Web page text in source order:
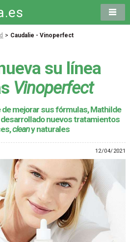
> Caudalie - Vinoperfect
su línea
Vinoperfect
mejorar sus fórmulas, Mathilde
nuevos tratamientos
cleany naturales
12/04/2021